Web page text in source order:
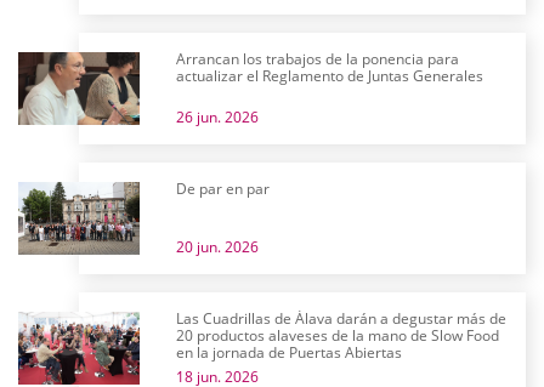
Arrancan los trabajos de la ponencia para
actualizar el Reglamento de Juntas Generales
26 jun. 2026
De par en par
20 jun. 2026
Las Cuadrillas de Álava darán a degustar más de
20 productos alaveses de la mano de Slow Food
en la jornada de Puertas Abiertas
18 jun. 2026